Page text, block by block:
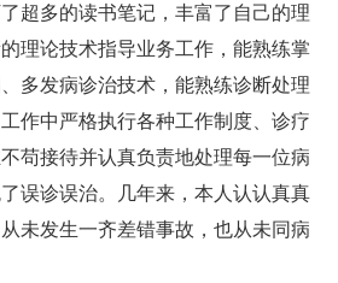
超多的读书笔记，丰富了自己的理
理论技术指导业务工作，能熟练掌
多发病诊治技术，能熟练诊断处理
作中严格执行各种工作制度、诊疗
苟接待并认真负责地处理每一位病
误诊误治。几年来，本人认认真真
未发生一齐差错事故，也从未同病